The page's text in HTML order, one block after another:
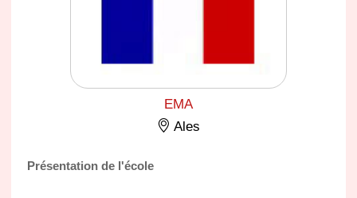
EMA
Ales
Présentation de l'école